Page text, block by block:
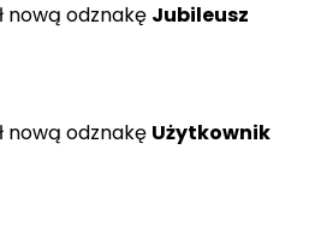
nową odznakę Jubileusz
nową odznakę Użytkownik